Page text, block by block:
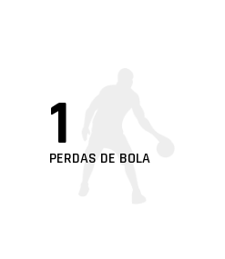
1
PERDAS DE BOLA